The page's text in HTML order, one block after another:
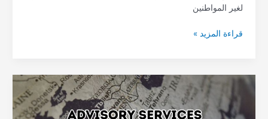
لغير المواطنين
قراءة المزيد »
احصل
إرشادات